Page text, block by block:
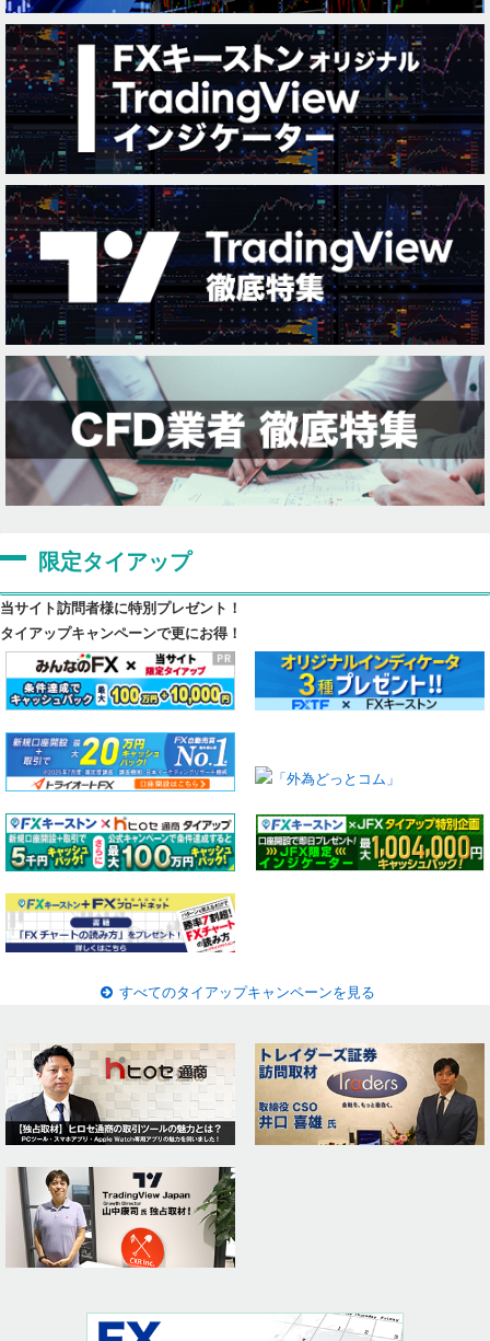
限定タイアップ
当サイト訪問者様に特別プレゼント！
タイアップキャンペーンで更にお得！
すべてのタイアップキャンペーンを見る